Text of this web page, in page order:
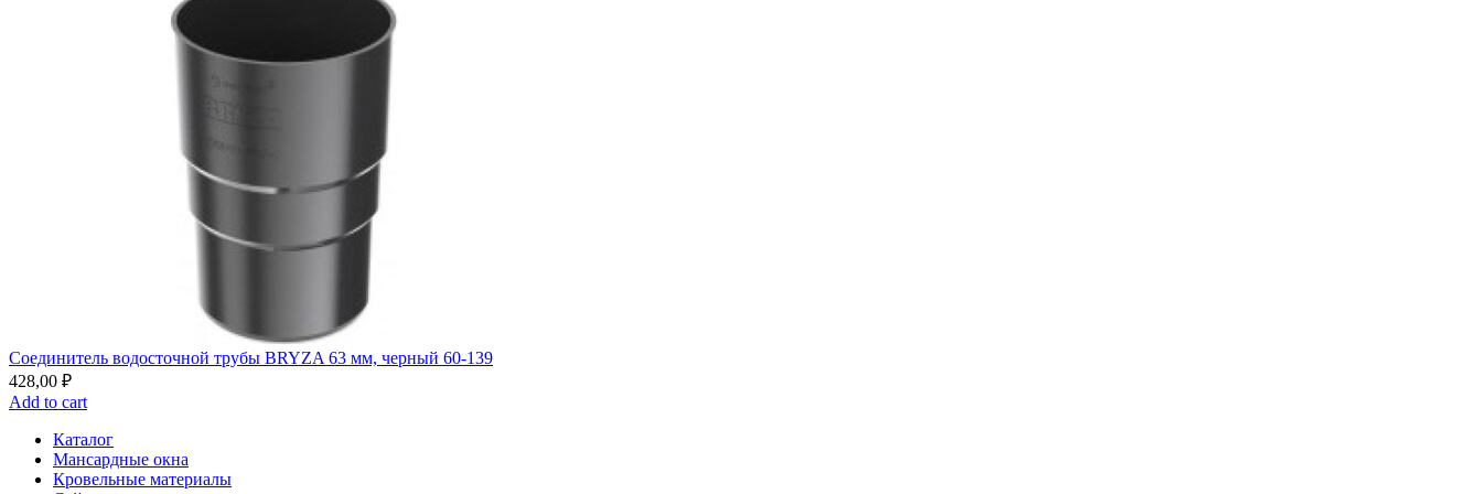
Соединитель водосточной трубы BRYZA 63 мм, черный 60-139
428,00 ₽
Add to cart
Каталог
Мансардные окна
Кровельные материалы